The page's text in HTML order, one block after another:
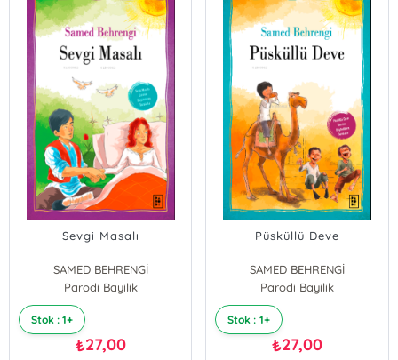
Sevgi Masalı
SAMED BEHRENGİ
Parodi Bayilik
Stok : 1+
₺27,00
Püsküllü Deve
SAMED BEHRENGİ
Parodi Bayilik
Stok : 1+
₺27,00